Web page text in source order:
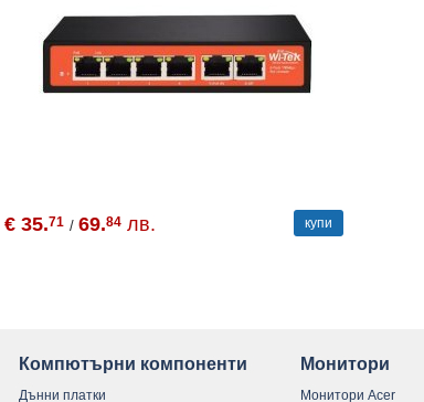
€ 35.71 /69.84 лв. купи
Компютърни компоненти
Дънни платки
Монитори
Монитори Acer